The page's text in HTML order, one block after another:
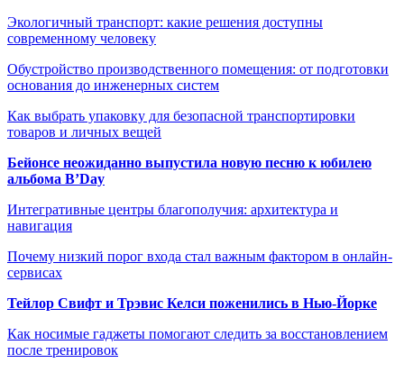
Экологичный транспорт: какие решения доступны
современному человеку
Обустройство производственного помещения: от подготовки
основания до инженерных систем
Как выбрать упаковку для безопасной транспортировки
товаров и личных вещей
Бейонсе неожиданно выпустила новую песню к юбилею
альбома B’Day
Интегративные центры благополучия: архитектура и
навигация
Почему низкий порог входа стал важным фактором в онлайн-
сервисах
Тейлор Свифт и Трэвис Келси поженились в Нью-Йорке
Как носимые гаджеты помогают следить за восстановлением
после тренировок